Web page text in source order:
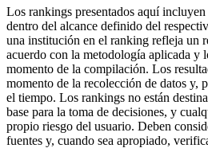
Los rankings presentados aquí
dentro del alcance definido del
una institución en el ranking refleja un
acuerdo con la metodología aplicada y
momento de la compilación. Los
momento de la recolección de datos y,
el tiempo. Los rankings no están
base para la toma de decisiones, y
propio riesgo del usuario. Deben
fuentes y, cuando sea apropiado,